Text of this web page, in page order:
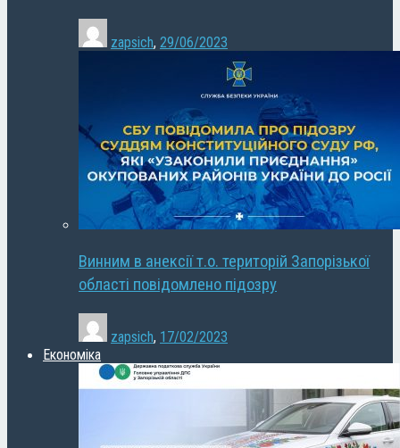
zapsich, 29/06/2023
Винним в анексії т.о. територій Запорізької
області повідомлено підозру
zapsich, 17/02/2023
Економіка